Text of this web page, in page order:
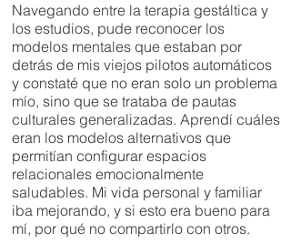
Navegando entre la terapia gestáltica y
los estudios, pude reconocer los
modelos mentales que estaban por
detrás de mis viejos pilotos automáticos
y constaté que no eran solo un problema
mío, sino que se trataba de pautas
culturales generalizadas. Aprendí cuáles
eran los modelos alternativos que
permitían configurar espacios
relacionales emocionalmente
saludables. Mi vida personal y familiar
iba mejorando, y si esto era bueno para
mí, por qué no compartirlo con otros.